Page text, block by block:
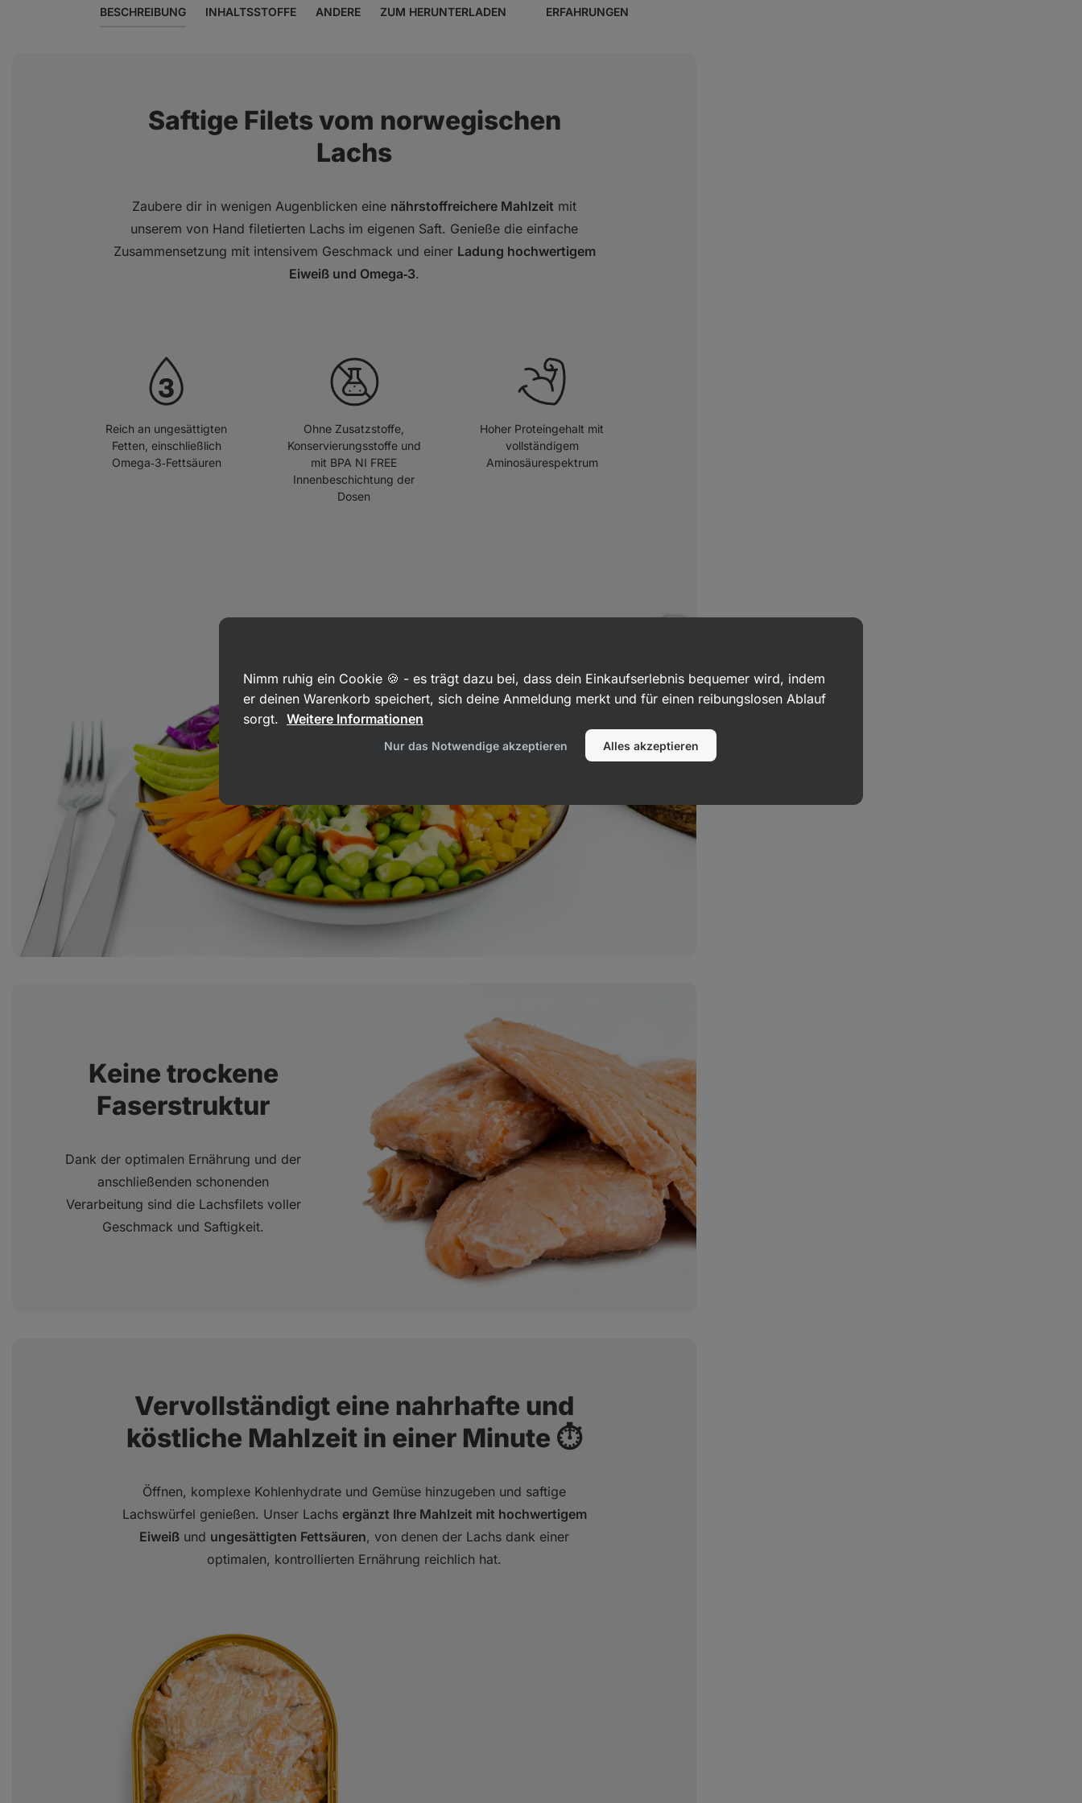
BESCHREIBUNG INHALTSSTOFFE ANDERE ZUM HERUNTERLADEN ERFAHRUNGEN
Saftige Filets vom norwegischen
Lachs
Zaubere dir in wenigen Augenblicken eine nährstoffreichere Mahlzeit mit
unserem von Hand filetierten Lachs im eigenen Saft. Genieße die einfache
Zusammensetzung mit intensivem Geschmack und einer Ladung hochwertigem
Eiweiß und Omega‑3.
Reich an ungesättigten
Fetten, einschließlich
Omega‑3‑Fettsäuren
Ohne Zusatzstoffe,
Konservierungsstoffe und
mit BPA NI FREE
Innenbeschichtung der
Dosen
Hoher Proteingehalt mit
vollständigem
Aminosäurespektrum
Keine trockene
Faserstruktur
Dank der optimalen Ernährung und der
anschließenden schonenden
Verarbeitung sind die Lachsfilets voller
Geschmack und Saftigkeit.
Vervollständigt eine nahrhafte und
köstliche Mahlzeit in einer Minute ⏱️
Öffnen, komplexe Kohlenhydrate und Gemüse hinzugeben und saftige
Lachswürfel genießen. Unser Lachs ergänzt Ihre Mahlzeit mit hochwertigem
Eiweiß und ungesättigten Fettsäuren, von denen der Lachs dank einer
optimalen, kontrollierten Ernährung reichlich hat.
Nimm ruhig ein Cookie 🍪 - es trägt dazu bei, dass dein Einkaufserlebnis bequemer wird, indem
er deinen Warenkorb speichert, sich deine Anmeldung merkt und für einen reibungslosen Ablauf
sorgt. Weitere Informationen
Nur das Notwendige akzeptieren Alles akzeptieren